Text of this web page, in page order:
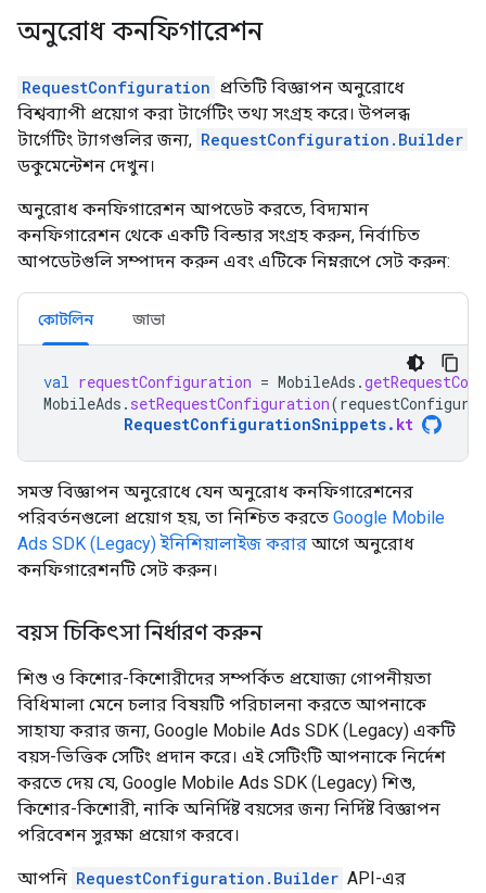
অনুরোধ কনফিগারেশন
RequestConfiguration প্রতিটি বিজ্ঞাপন অনুরোধে
বিশ্বব্যাপী প্রয়োগ করা টার্গেটিং তথ্য সংগ্রহ করে। উপলব্ধ
টার্গেটিং ট্যাগগুলির জন্য, RequestConfiguration.Builder
ডকুমেন্টেশন দেখুন।
অনুরোধ কনফিগারেশন আপডেট করতে, বিদ্যমান
কনফিগারেশন থেকে একটি বিল্ডার সংগ্রহ করুন, নির্বাচিত
আপডেটগুলি সম্পাদন করুন এবং এটিকে নিম্নরূপে সেট করুন:
কোটলিন জাভা
val requestConfiguration = MobileAds .
MobileAds . setRequestConfiguration(
RequestConfigurationSnippets. kt
সমস্ত বিজ্ঞাপন অনুরোধে যেন অনুরোধ কনফিগারেশনের
পরিবর্তনগুলো প্রয়োগ হয়, তা নিশ্চিত করতে Google Mobile
Ads SDK (Legacy)ইনিশিয়ালাইজ করার আগে অনুরোধ
কনফিগারেশনটি সেট করুন।
বয়স চিকিৎসা নির্ধারণ করুন
শিশু ও কিশোর-কিশোরীদের সম্পর্কিত প্রযোজ্য গোপনীয়তা
বিধিমালা মেনে চলার বিষয়টি পরিচালনা করতে আপনাকে
সাহায্য করার জন্য, Google Mobile Ads SDK (Legacy) একটি
বয়স-ভিত্তিক সেটিং প্রদান করে। এই সেটিংটি আপনাকে নির্দেশ
করতে দেয় যে, Google Mobile Ads SDK (Legacy) শিশু,
কিশোর-কিশোরী, নাকি অনির্দিষ্ট বয়সের জন্য নির্দিষ্ট বিজ্ঞাপন
পরিবেশন সুরক্ষা প্রয়োগ করবে।
আপনি RequestConfiguration.Builder API-এর